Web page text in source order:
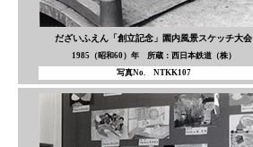
だざいふえん「創立記念」園内風景スケッチ大会
1985（昭和60）年 所蔵：西日本鉄道（株）
写真No. NTKK107